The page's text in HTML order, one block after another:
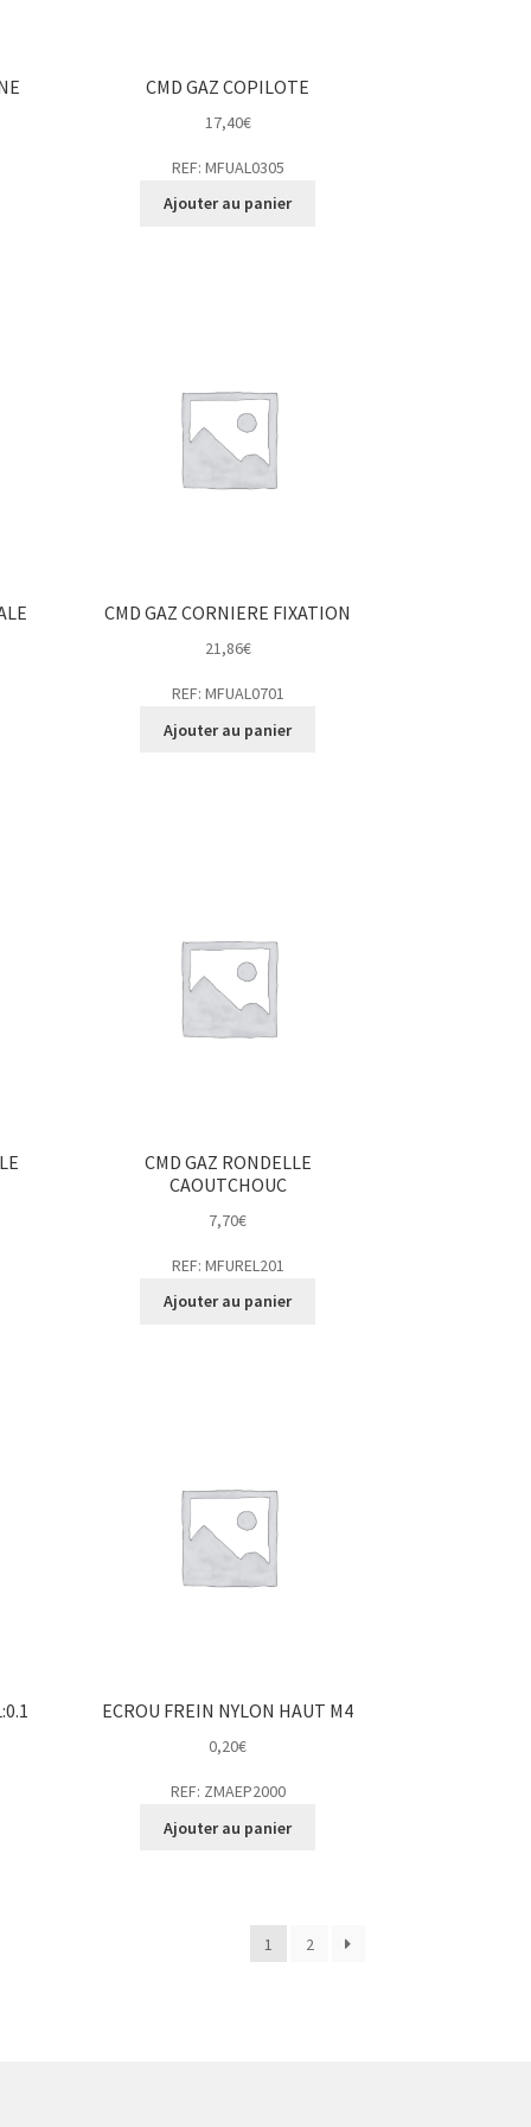
CMD GAZ COPILOTE
17,40€
REF: MFUAL0305
Ajouter au panier
CMD GAZ CORNIERE FIXATION
21,86€
REF: MFUAL0701
Ajouter au panier
CMD GAZ RONDELLE
CAOUTCHOUC
7,70€
REF: MFUREL201
Ajouter au panier
ECROU FREIN NYLON HAUT M4
0,20€
REF: ZMAEP2000
Ajouter au panier
1 2